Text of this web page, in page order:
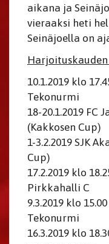
aikana ja
vieraaksi heti
Seinäjoella on
10.1.2019 klo
Tekonurmi
18-20.1.2019 FC
(Kakkosen Cup)
1-3.2.2019 SJK
Cup)
17.2.2019 klo
Pirkkahalli C
9.3.2019 klo
Tekonurmi
16.3.2019 klo